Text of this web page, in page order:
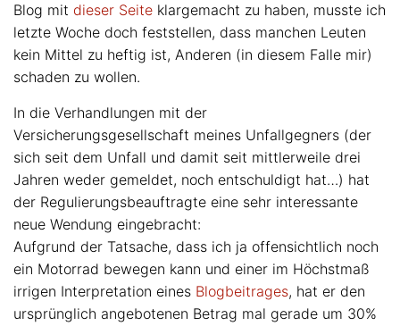
H
T
Blog mit dieser Seite klargemacht zu haben, musste ich
letzte Woche doch feststellen, dass manchen Leuten
kein Mittel zu heftig ist, Anderen (in diesem Falle mir)
schaden zu wollen.
In die Verhandlungen mit der
Versicherungsgesellschaft meines Unfallgegners (der
sich seit dem Unfall und damit seit mittlerweile drei
Jahren weder gemeldet, noch entschuldigt hat…) hat
der Regulierungsbeauftragte eine sehr interessante
neue Wendung eingebracht:
Aufgrund der Tatsache, dass ich ja offensichtlich noch
ein Motorrad bewegen kann und einer im Höchstmaß
irrigen Interpretation eines Blogbeitrages, hat er den
ursprünglich angebotenen Betrag mal gerade um 30%